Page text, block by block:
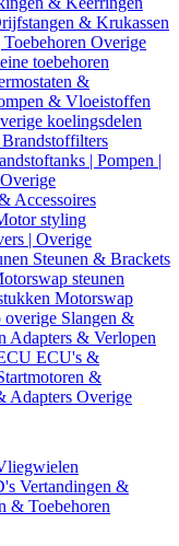
& Krukassen
Overige
toebehoren
&
& Vloeistoffen
koelingsdelen
Brandstoffilters
| Pompen |
Overige
Accessoires
styling
| Overige
Steunen & Brackets
steunen
Motorswap
overige Slangen &
Adapters & Verlopen
ECU's &
&
Adapters Overige
Vertandingen &
& Toebehoren